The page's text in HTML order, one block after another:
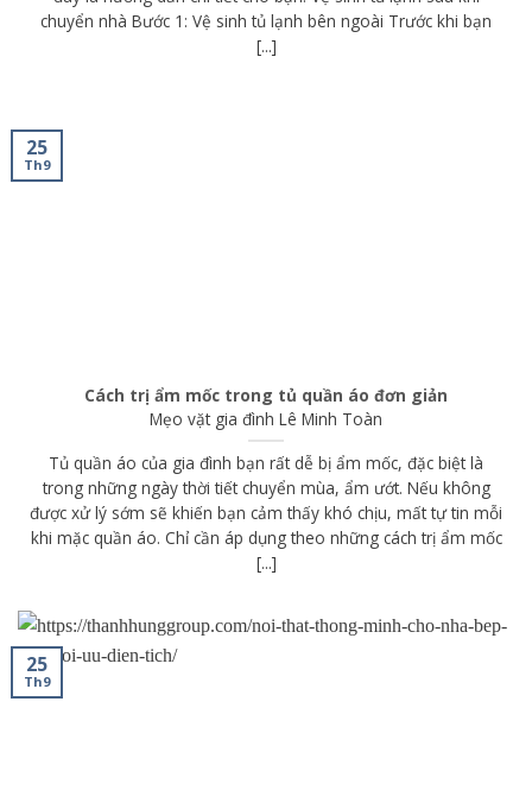
chuyển nhà Bước 1: Vệ sinh tủ lạnh bên ngoài Trước khi bạn
[...]
Cách trị ẩm mốc trong tủ quần áo đơn giản
Mẹo vặt gia đình Lê Minh Toàn
Tủ quần áo của gia đình bạn rất dễ bị ẩm mốc, đặc biệt là
trong những ngày thời tiết chuyển mùa, ẩm ướt. Nếu không
được xử lý sớm sẽ khiến bạn cảm thấy khó chịu, mất tự tin mỗi
khi mặc quần áo. Chỉ cần áp dụng theo những cách trị ẩm mốc
[...]
25
Th9
25
Th9